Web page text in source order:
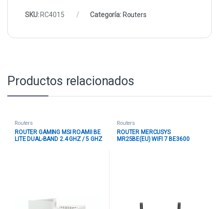
SKU: RC4015 Categoría: Routers
Productos relacionados
Routers
ROUTER GAMING MSI ROAMII BE
LITE DUAL-BAND 2.4 GHZ / 5 GHZ
Routers
ROUTER MERCUSYS
MR25BE(EU) WIFI 7 BE3600